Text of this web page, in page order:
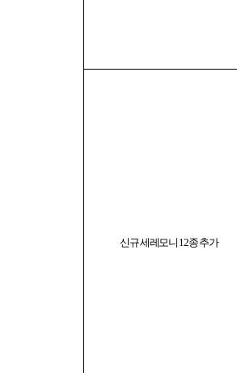
신규 세레모니 12종 추가